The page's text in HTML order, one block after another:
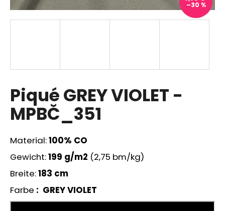
Piqué GREY VIOLET -
MPBČ_351
Material:100% CO
Gewicht:199 g/m2 (2,75 bm/kg)
Breite:183 cm
Farbe : GREY VIOLET
–30 %
i
r
e
p
f
e
h
l
e
n